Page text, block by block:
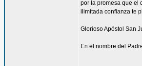
por la promesa que el
ilimitada confianza te
Glorioso Apóstol San
En el nombre del